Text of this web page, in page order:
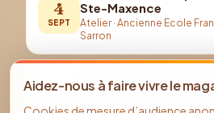
4
SEPT
Ste-Maxence
Atelier · Ancienne Ecole
Sarron
ANNULÉ
Atelier d’auto-
Aidez-nous à faire vivre le